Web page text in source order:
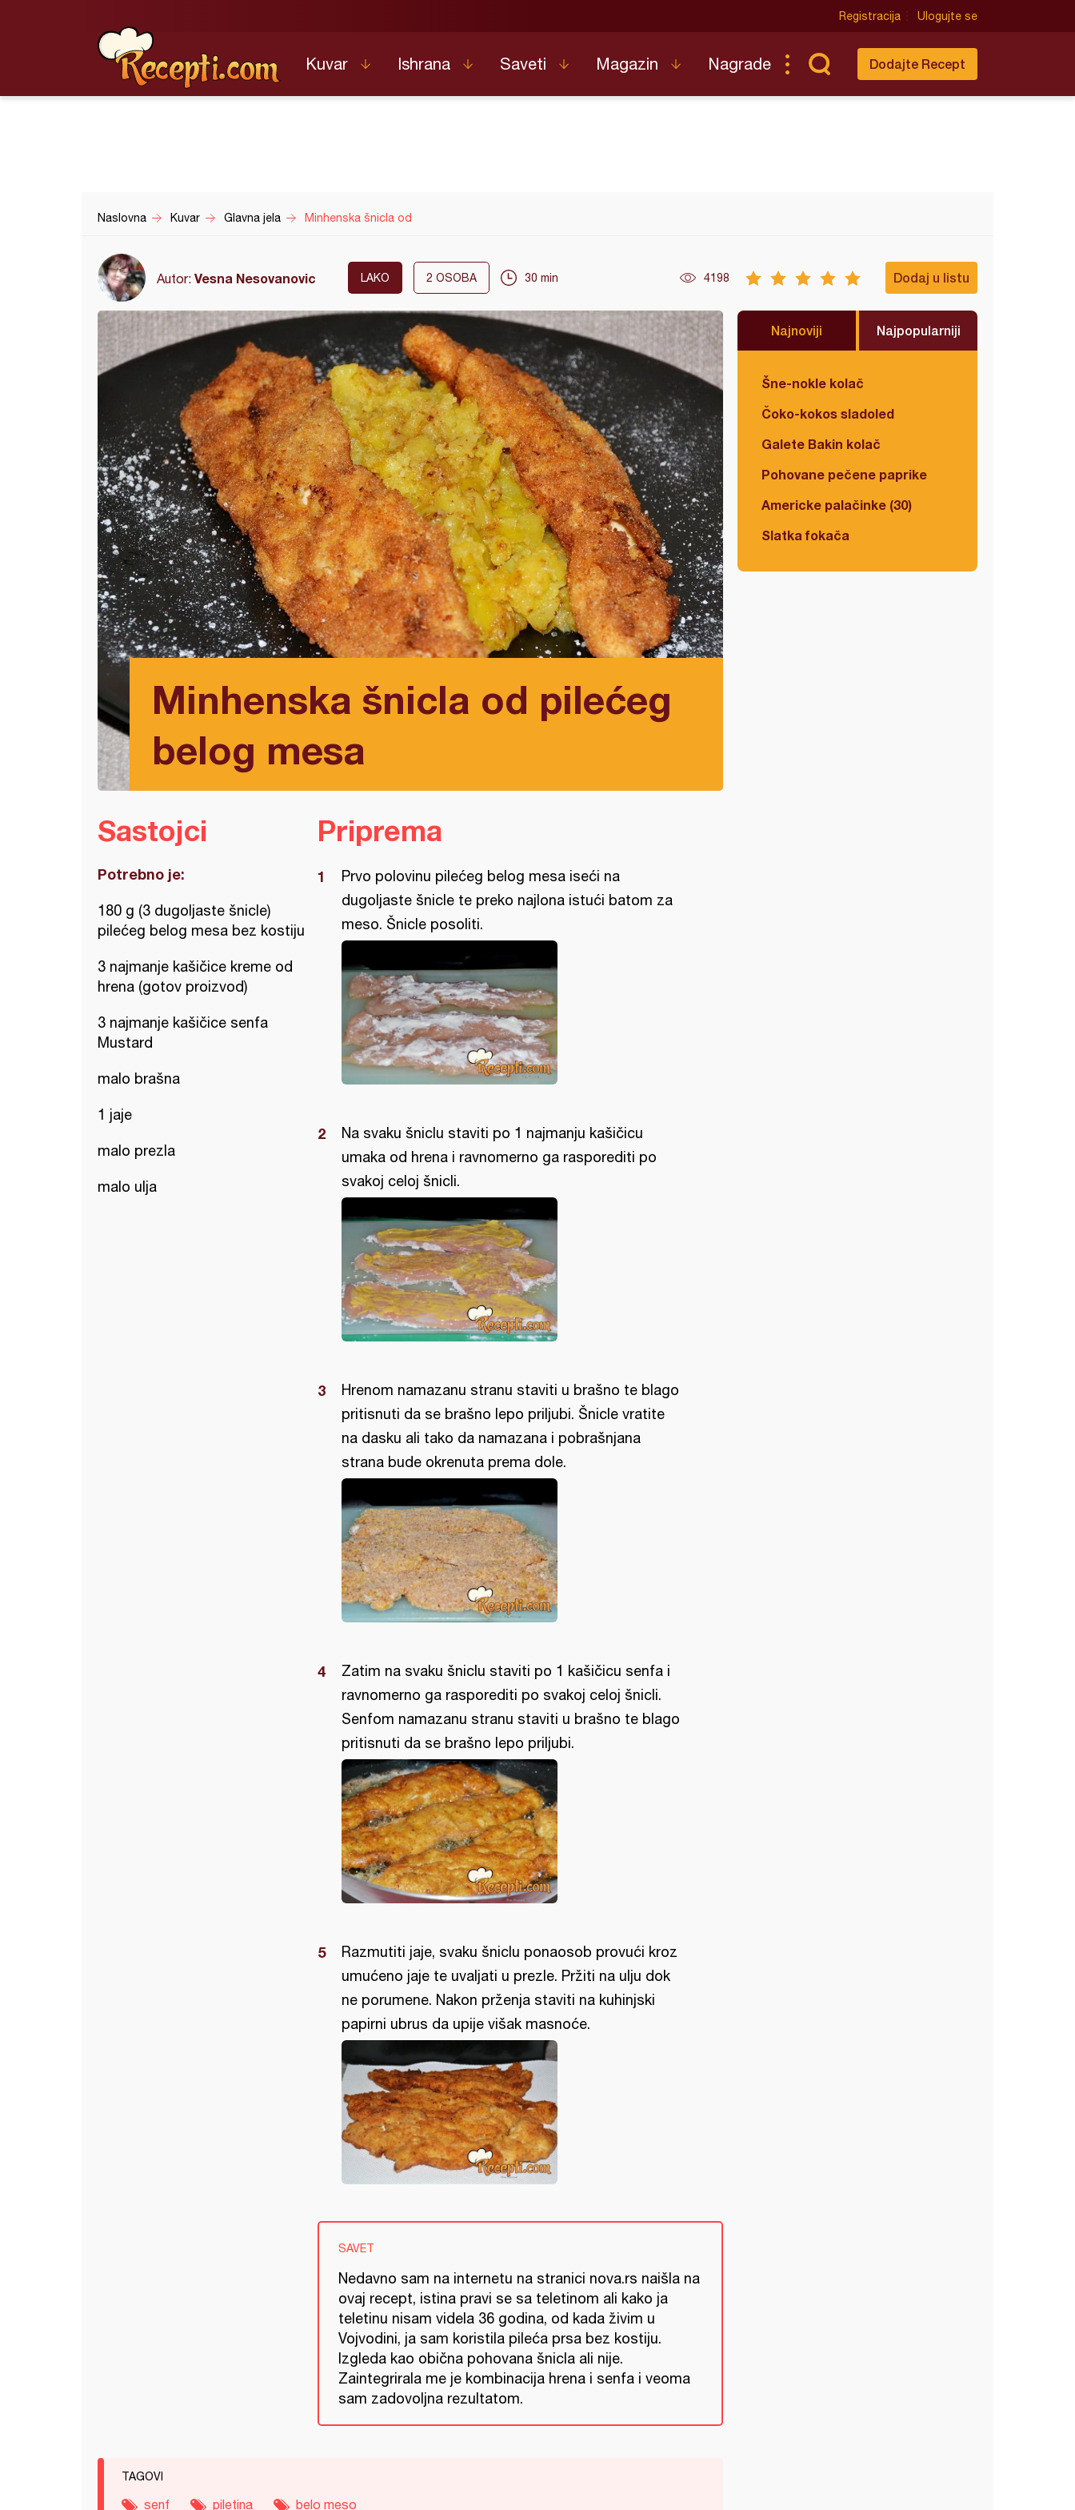
Registracija Ulogujte se
Kuvar Ishrana Saveti Magazin Nagrade Dodajte Recept
Naslovna Kuvar Glavna jela Minhenska šnicla od
Autor: Vesna Nesovanovic LAKO 2 OSOBA 30 min 4198 Dodaj u listu
Minhenska šnicla od pilećeg
belog mesa
Najnoviji Najpopularniji
Šne-nokle kolač
Čoko-kokos sladoled
Galete Bakin kolač
Pohovane pečene paprike
Americke palačinke (30)
Slatka fokača
Sastojci
Potrebno je:
180 g (3 dugoljaste šnicle)
pilećeg belog mesa bez kostiju
3 najmanje kašičice kreme od
hrena (gotov proizvod)
3 najmanje kašičice senfa
Mustard
malo brašna
1 jaje
malo prezla
malo ulja
Priprema
Prvo polovinu pilećeg belog mesa iseći na
dugoljaste šnicle te preko najlona istući batom za
meso. Šnicle posoliti.
Na svaku šniclu staviti po 1 najmanju kašičicu
umaka od hrena i ravnomerno ga rasporediti po
svakoj celoj šnicli.
Hrenom namazanu stranu staviti u brašno te blago
pritisnuti da se brašno lepo priljubi. Šnicle vratite
na dasku ali tako da namazana i pobrašnjana
strana bude okrenuta prema dole.
Zatim na svaku šniclu staviti po 1 kašičicu senfa i
ravnomerno ga rasporediti po svakoj celoj šnicli.
Senfom namazanu stranu staviti u brašno te blago
pritisnuti da se brašno lepo priljubi.
Razmutiti jaje, svaku šniclu ponaosob provući kroz
umućeno jaje te uvaljati u prezle. Pržiti na ulju dok
ne porumene. Nakon prženja staviti na kuhinjski
papirni ubrus da upije višak masnoće.
SAVET
Nedavno sam na internetu na stranici nova.rs naišla na
ovaj recept, istina pravi se sa teletinom ali kako ja
teletinu nisam videla 36 godina, od kada živim u
Vojvodini, ja sam koristila pileća prsa bez kostiju.
Izgleda kao obična pohovana šnicla ali nije.
Zaintegrirala me je kombinacija hrena i senfa i veoma
sam zadovoljna rezultatom.
TAGOVI
senf piletina belo meso